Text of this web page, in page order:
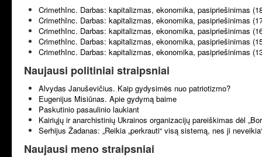
CrimethInc. Darbas: kapitalizmas, ekonomika, pasipriešinimas
CrimethInc. Darbas: kapitalizmas, ekonomika, pasipriešinimas
CrimethInc. Darbas: kapitalizmas, ekonomika, pasipriešinimas
CrimethInc. Darbas: kapitalizmas, ekonomika, pasipriešinimas
CrimethInc. Darbas: kapitalizmas, ekonomika, pasipriešinimas
Naujausi politiniai straipsniai
Alvydas Januševičius. Kaip gydysimės nuo patriotizmo?
Eugenijus Misiūnas. Apie gydymą baime
Paskutinio pasaulinio laukiant
Kairiųjų ir anarchistinių Ukrainos organizacijų pareiškimas dėl
Serhijus Žadanas: „Reikia „perkrauti“ visą sistemą, nes ji
Naujausi meno straipsniai